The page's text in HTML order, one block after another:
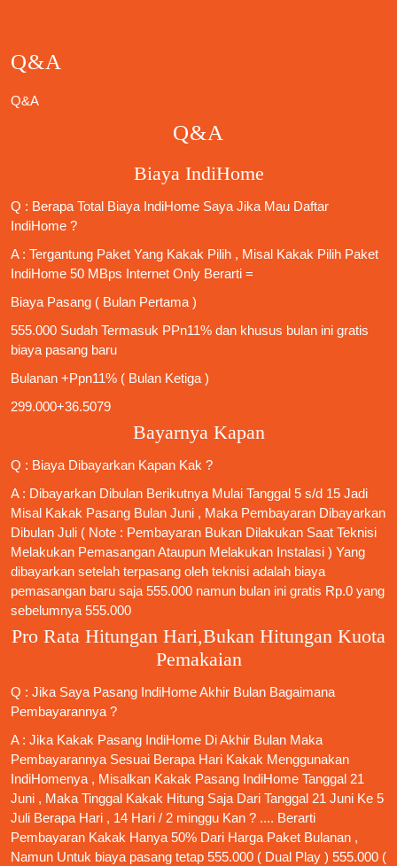
Q&A
Q&A
Q&A
Biaya IndiHome
Q : Berapa Total Biaya IndiHome Saya Jika Mau Daftar
IndiHome ?
A : Tergantung Paket Yang Kakak Pilih , Misal Kakak Pilih Paket
IndiHome 50 MBps Internet Only Berarti =
Biaya Pasang ( Bulan Pertama )
555.000 Sudah Termasuk PPn11% dan khusus bulan ini gratis
biaya pasang baru
Bulanan +Ppn11% ( Bulan Ketiga )
299.000+36.5079
Bayarnya Kapan
Q : Biaya Dibayarkan Kapan Kak ?
A : Dibayarkan Dibulan Berikutnya Mulai Tanggal 5 s/d 15 Jadi
Misal Kakak Pasang Bulan Juni , Maka Pembayaran Dibayarkan
Dibulan Juli ( Note : Pembayaran Bukan Dilakukan Saat Teknisi
Melakukan Pemasangan Ataupun Melakukan Instalasi ) Yang
dibayarkan setelah terpasang oleh teknisi adalah biaya
pemasangan baru saja 555.000 namun bulan ini gratis Rp.0 yang
sebelumnya 555.000
Pro Rata Hitungan Hari,Bukan Hitungan Kuota
Pemakaian
Q : Jika Saya Pasang IndiHomeAkhir Bulan Bagaimana
Pembayarannya ?
A : Jika Kakak Pasang IndiHome Di Akhir Bulan Maka
Pembayarannya Sesuai Berapa Hari Kakak Menggunakan
IndiHomenya , Misalkan Kakak Pasang IndiHome Tanggal 21
Juni , Maka Tinggal Kakak Hitung Saja Dari Tanggal 21 Juni Ke 5
Juli Berapa Hari , 14 Hari / 2 minggu Kan ? .... Berarti
Pembayaran Kakak Hanya 50% Dari Harga Paket Bulanan ,
Namun Untuk biaya pasang tetap 555.000 ( Dual Play ) 555.000 (